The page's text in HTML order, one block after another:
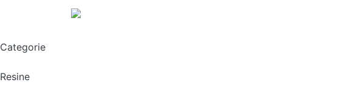
Categorie
Resine